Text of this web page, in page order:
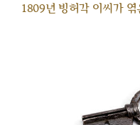
1809년 빙허각 이씨가 엮